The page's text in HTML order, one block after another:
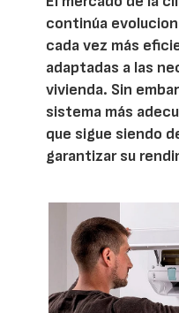
continúa
cada vez más
adaptadas a las
vivienda. Sin
sistema más
que sigue siendo
garantizar su